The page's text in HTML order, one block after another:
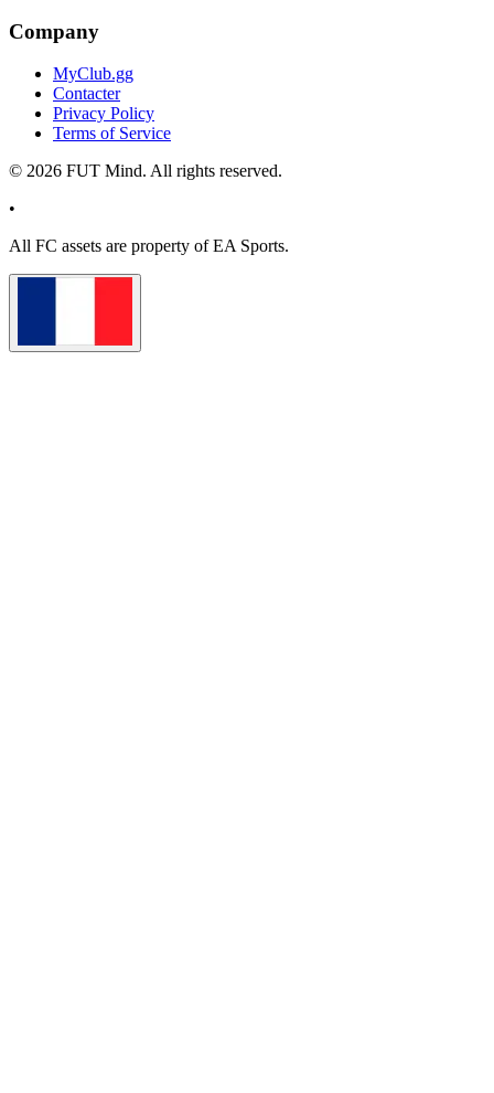
Company
MyClub.gg
Contacter
Privacy Policy
Terms of Service
© 2026 FUT Mind. All rights reserved.
•
All FC assets are property of EA Sports.